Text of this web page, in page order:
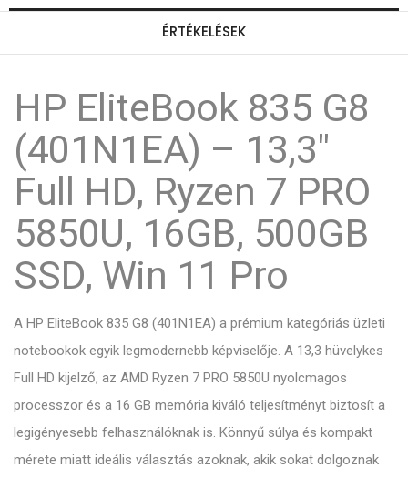
ÉRTÉKELÉSEK
HP EliteBook 835 G8
(401N1EA) – 13,3"
Full HD, Ryzen 7 PRO
5850U, 16GB, 500GB
SSD, Win 11 Pro
A HP EliteBook 835 G8 (401N1EA) a prémium kategóriás üzleti
notebookok egyik legmodernebb képviselője. A 13,3 hüvelykes
Full HD kijelző, az AMD Ryzen 7 PRO 5850U nyolcmagos
processzor és a 16 GB memória kiváló teljesítményt biztosít a
legigényesebb felhasználóknak is. Könnyű súlya és kompakt
mérete miatt ideális választás azoknak, akik sokat dolgoznak